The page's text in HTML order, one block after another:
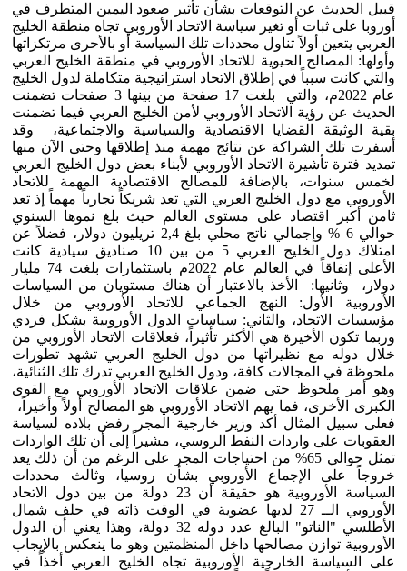
قبيل الحديث عن التوقعات بشأن تأثير صعود اليمين المتطرف في
أوروبا على ثبات أو تغير سياسة الاتحاد الأوروبي تجاه منطقة الخليج
العربي يتعين أولاً تناول محددات تلك السياسة أو بالأحرى مرتكزاتها
وأولها: المصالح الحيوية للاتحاد الأوروبي في منطقة الخليج العربي
والتي كانت سبباً في إطلاق الاتحاد استراتيجية متكاملة لدول الخليج
عام 2022م، والتي بلغت 17 صفحة من بينها 3 صفحات تضمنت
الحديث عن رؤية الاتحاد الأوروبي لأمن الخليج العربي فيما تضمنت
بقية الوثيقة القضايا الاقتصادية والسياسية والاجتماعية، وقد
أسفرت تلك الشراكة عن نتائج مهمة منذ إطلاقها وحتى الآن منها
تمديد فترة تأشيرة الاتحاد الأوروبي لأبناء بعض دول الخليج العربي
لخمس سنوات، بالإضافة للمصالح الاقتصادية المهمة للاتحاد
الأوروبي مع دول الخليج العربي التي تعد شريكاً تجارياً مهماً إذ تعد
ثامن أكبر اقتصاد على مستوى العالم حيث بلغ نموها السنوي
حوالي 6 % وإجمالي ناتج محلي بلغ 2,4 تريليون دولار، فضلاً عن
امتلاك دول الخليج العربي 5 من بين 10 صناديق سيادية كانت
الأعلى إنفاقاً في العالم عام 2022م باستثمارات بلغت 74 مليار
دولار، وثانيها: الأخذ بالاعتبار أن هناك مستويان من السياسات
الأوروبية الأول: النهج الجماعي للاتحاد الأوروبي من خلال
مؤسسات الاتحاد، والثاني: سياسات الدول الأوروبية بشكل فردي
وربما تكون الأخيرة هي الأكثر تأثيراً، فعلاقات الاتحاد الأوروبي من
خلال دوله مع نظيراتها من دول الخليج العربي تشهد تطورات
ملحوظة في المجالات كافة، ودول الخليج العربي تدرك تلك الثنائية،
وهو أمر ملحوظ حتى ضمن علاقات الاتحاد الأوروبي مع القوى
الكبرى الأخرى، فما يهم الاتحاد الأوروبي هو المصالح أولاً وأخيراً،
فعلى سبيل المثال أكد وزير خارجية المجر رفض بلاده لسياسة
العقوبات على واردات النفط الروسي، مشيراً إلى أن تلك الواردات
تمثل حوالي 65% من احتياجات المجر على الرغم من أن ذلك يعد
خروجاً على الإجماع الأوروبي بشأن روسيا، وثالث محددات
السياسة الأوروبية هو حقيقة أن 23 دولة من بين دول الاتحاد
الأوروبي الــ 27 لديها عضوية في الوقت ذاته في حلف شمال
الأطلسي "الناتو" البالغ عدد دوله 32 دولة، وهذا يعني أن الدول
الأوروبية توازن مصالحها داخل المنظمتين وهو ما ينعكس بالإيجاب
على السياسة الخارجية الأوروبية تجاه الخليج العربي أخذاً في